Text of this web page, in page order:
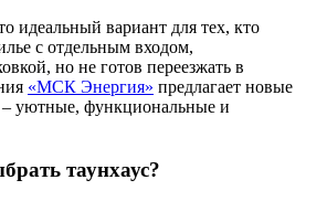
идеальный вариант для тех, кто
с отдельным входом,
но не готов переезжать в
«МСК Энергия» предлагает новые
– уютные, функциональные и
таунхаус?